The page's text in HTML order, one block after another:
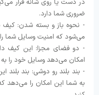
در دست یا روی شانه قرار
ضروری شما دارد.
- نحوه باز و بسته شدن: کیف
می‌شود که امنیت وسایل شما
- دو فضای مجزا: این کیف
امکان می‌دهد وسایل خود را به
- بند بلند رو دوشی: بند بلند
به شما این امکان را می‌دهد